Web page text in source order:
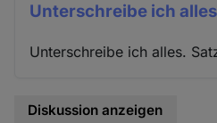
Unterschreibe ich
Unterschreibe ich alles.
Diskussion anzeigen